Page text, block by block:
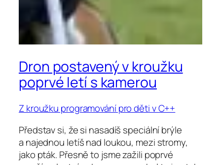
Dron postavený v kroužku
poprvé letí s kamerou
Z kroužku programování pro děti v C++
Představ si, že si nasadíš speciální brýle
a najednou letíš nad loukou, mezi stromy,
jako pták. Přesně to jsme zažili poprvé